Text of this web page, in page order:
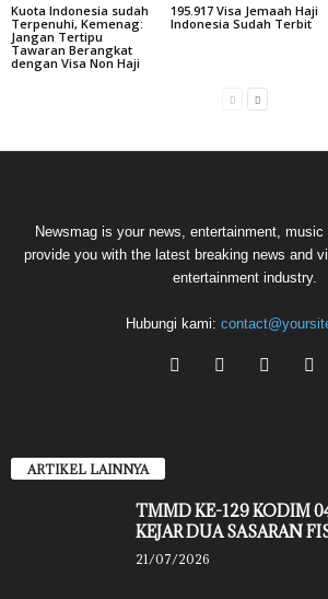
Kuota Indonesia sudah
Terpenuhi, Kemenag:
Jangan Tertipu
Tawaran Berangkat
dengan Visa Non Haji
195.917 Visa Jemaah Haji
Indonesia Sudah Terbit
Newsmag is your news, entertainment,
provide you with the latest breaking news and
entertainment industry.
Hubungi kami:
ARTIKEL LAINNYA
TMMD KE-129 KODIM
KEJAR DUA SASARAN
21/07/2026